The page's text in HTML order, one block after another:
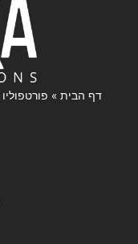
דף הבית » פורטפוליו